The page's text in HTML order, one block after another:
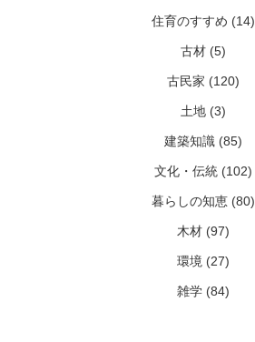
住育のすすめ (14)
古材 (5)
古民家 (120)
土地 (3)
建築知識 (85)
文化・伝統 (102)
暮らしの知恵 (80)
木材 (97)
環境 (27)
雑学 (84)